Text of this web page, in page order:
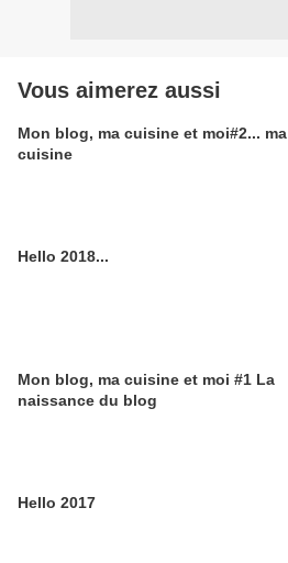
Vous aimerez aussi
Mon blog, ma cuisine et moi#2... ma
cuisine
Hello 2018...
Mon blog, ma cuisine et moi #1 La
naissance du blog
Hello 2017